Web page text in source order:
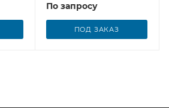
По запросу
ПОД ЗАКАЗ